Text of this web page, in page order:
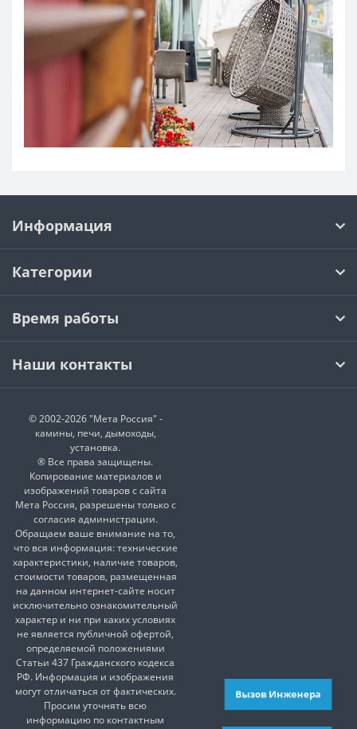
Информация
Категории
Время работы
Наши контакты
© 2002-2026 "Мета Россия" -
камины, печи, дымоходы,
установка.
® Все права защищены.
Копирование материалов и
изображений товаров с сайта
Мета Россия, разрешены только с
согласия администрации.
Обращаем ваше внимание на то,
что вся информация: технические
характеристики, наличие товаров,
стоимости товаров, размещенная
на данном интернет-сайте носит
исключительно ознакомительный
характер и ни при каких условиях
не является публичной офертой,
определяемой положениями
Статьи 437 Гражданского кодекса
РФ. Информация и изображения
могут отличаться от фактических.
Просим уточнять всю
информацию по контактным
Вызов Инженера